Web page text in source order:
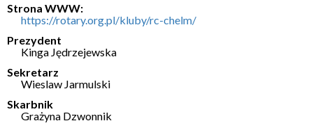
Strona WWW:
https://rotary.org.pl/kluby/rc-chelm/
Prezydent
Kinga Jędrzejewska
Sekretarz
Wieslaw Jarmulski
Skarbnik
Grażyna Dzwonnik